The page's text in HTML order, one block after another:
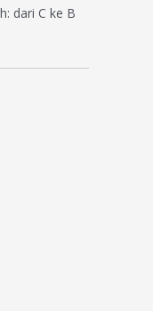
dari C ke B